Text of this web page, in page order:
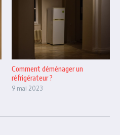
Comment déménager un
réfrigérateur ?
9 mai 2023